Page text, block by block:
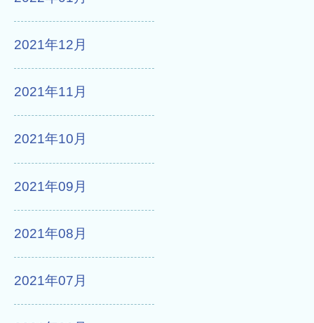
2021年12月
2021年11月
2021年10月
2021年09月
2021年08月
2021年07月